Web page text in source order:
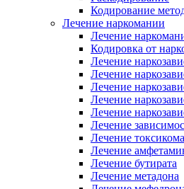
Кодирование
Лечение наркомании
Лечение
Кодировка от
Лечение
Лечение
Лечение
Лечение
Лечение
Лечение
Лечение
Лечение
Лечение бутирата
Лечение метадона